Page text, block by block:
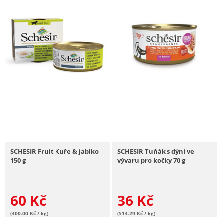
SCHESIR Fruit Kuře & jablko
150 g
60 Kč
(400.00 Kč / kg)
SCHESIR Tuňák s dýní ve
vývaru pro kočky 70 g
36 Kč
(514.29 Kč / kg)